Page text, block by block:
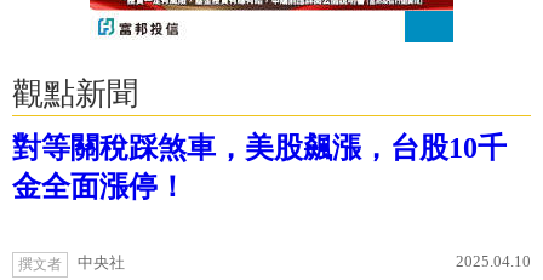
觀點新聞
對等關稅踩煞車，美股飆漲，台股10千
金全面漲停！
撰文者 中央社 2025.04.10